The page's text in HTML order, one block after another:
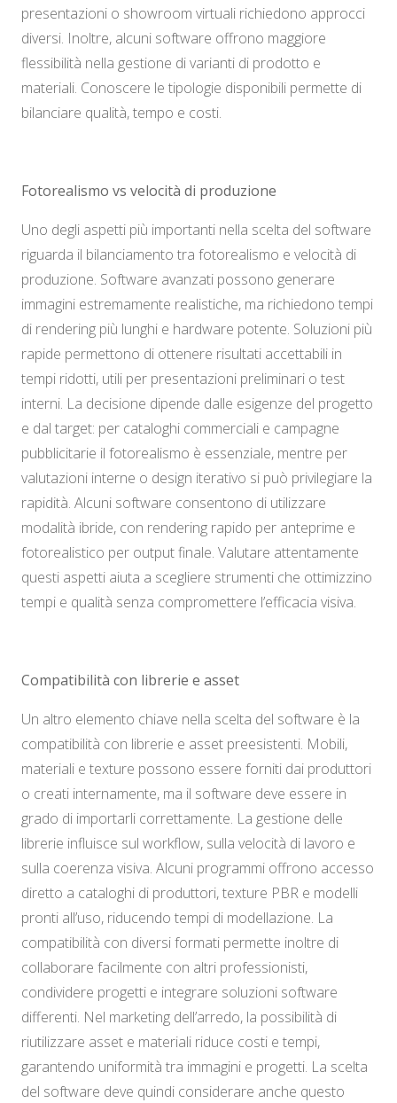
presentazioni o showroom virtuali richiedono approcci
diversi. Inoltre, alcuni software offrono maggiore
flessibilità nella gestione di varianti di prodotto e
materiali. Conoscere le tipologie disponibili permette di
bilanciare qualità, tempo e costi.
Fotorealismo vs velocità di produzione
Uno degli aspetti più importanti nella scelta del software
riguarda il bilanciamento tra fotorealismo e velocità di
produzione. Software avanzati possono generare
immagini estremamente realistiche, ma richiedono tempi
di rendering più lunghi e hardware potente. Soluzioni più
rapide permettono di ottenere risultati accettabili in
tempi ridotti, utili per presentazioni preliminari o test
interni. La decisione dipende dalle esigenze del progetto
e dal target: per cataloghi commerciali e campagne
pubblicitarie il fotorealismo è essenziale, mentre per
valutazioni interne o design iterativo si può privilegiare la
rapidità. Alcuni software consentono di utilizzare
modalità ibride, con rendering rapido per anteprime e
fotorealistico per output finale. Valutare attentamente
questi aspetti aiuta a scegliere strumenti che ottimizzino
tempi e qualità senza compromettere l’efficacia visiva.
Compatibilità con librerie e asset
Un altro elemento chiave nella scelta del software è la
compatibilità con librerie e asset preesistenti. Mobili,
materiali e texture possono essere forniti dai produttori
o creati internamente, ma il software deve essere in
grado di importarli correttamente. La gestione delle
librerie influisce sul workflow, sulla velocità di lavoro e
sulla coerenza visiva. Alcuni programmi offrono accesso
diretto a cataloghi di produttori, texture PBR e modelli
pronti all’uso, riducendo tempi di modellazione. La
compatibilità con diversi formati permette inoltre di
collaborare facilmente con altri professionisti,
condividere progetti e integrare soluzioni software
differenti. Nel marketing dell’arredo, la possibilità di
riutilizzare asset e materiali riduce costi e tempi,
garantendo uniformità tra immagini e progetti. La scelta
del software deve quindi considerare anche questo